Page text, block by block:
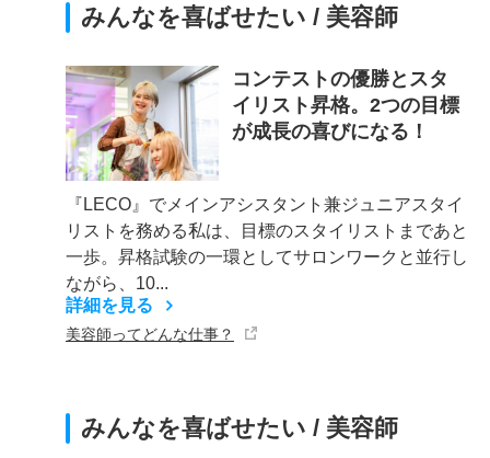
みんなを喜ばせたい / 美容師
コンテストの優勝とスタ
イリスト昇格。2つの目標
が成長の喜びになる！
『LECO』でメインアシスタント兼ジュニアスタイ
リストを務める私は、目標のスタイリストまであと
一歩。昇格試験の一環としてサロンワークと並行し
ながら、10...
詳細を見る
美容師ってどんな仕事？
みんなを喜ばせたい / 美容師